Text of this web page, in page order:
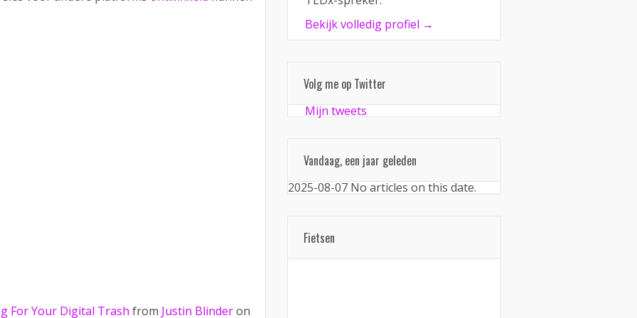
For Your Digital Trash from Justin Blinderon
Bekijk volledig profiel →
Volg me op Twitter
Mijn tweets
Vandaag, een jaar geleden
2025-08-07 No articles on this date.
Fietsen